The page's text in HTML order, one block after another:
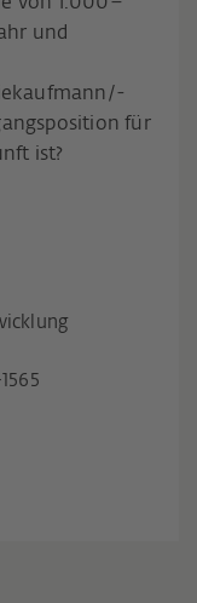
und
für
ist?